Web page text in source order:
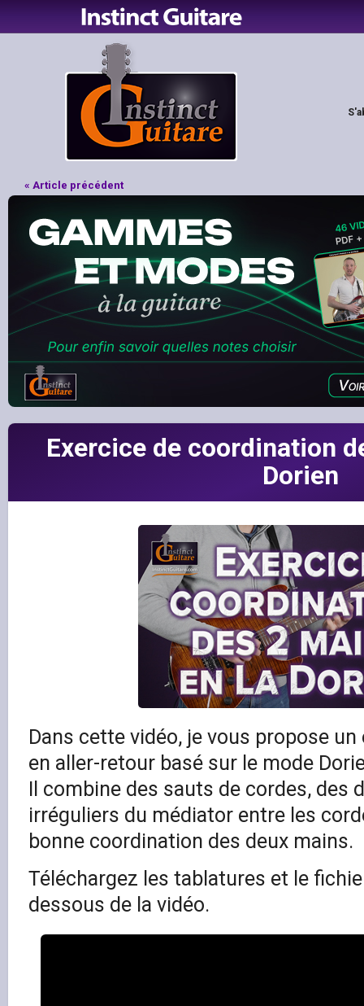
« Article précédent
Exercice de coordination
Dorien
Dans cette vidéo, je vous propose
en aller-retour basé sur le mode
Il combine des sauts de cordes, des
irréguliers du médiator entre les
bonne coordination des deux mains.
Téléchargez les tablatures et le
dessous de la vidéo.